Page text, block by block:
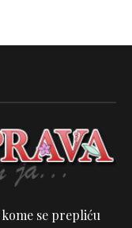
se prepliću